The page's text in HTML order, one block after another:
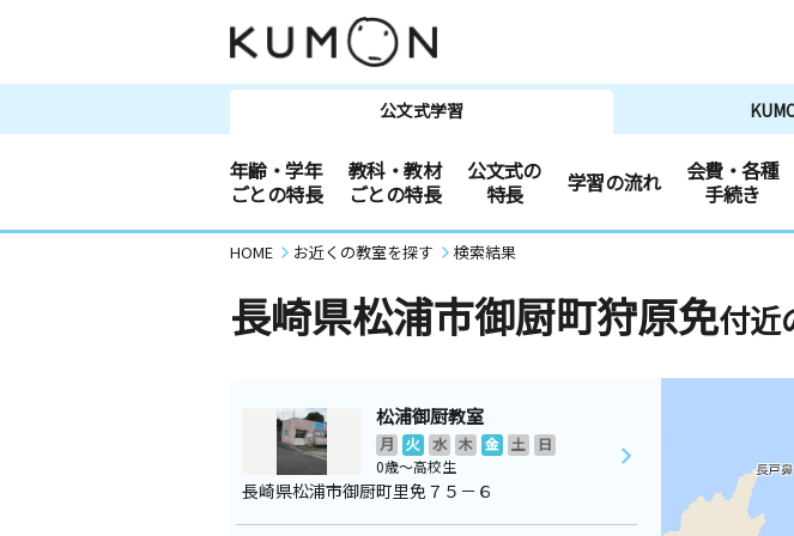
公文式学習
年齢・学年
ごとの特長
教科・教材
ごとの特長
公文式の
特長
学習の流れ
会費・各種
手続き
HOME お近くの教室を探す 検索結果
長崎県松浦市御厨町狩原免付近
松浦御厨教室
月 火 水 木 金 土
日
0歳～高校生
長崎県松浦市御厨町里免７５－６